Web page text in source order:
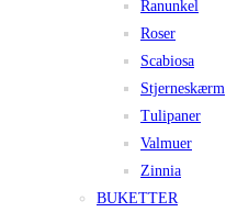
Ranunkel
Roser
Scabiosa
Stjerneskærm
Tulipaner
Valmuer
Zinnia
BUKETTER